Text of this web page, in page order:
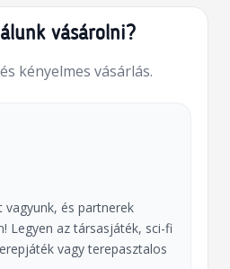
vásárolni?
kényelmes vásárlás.
és partnerek
Legyen az társasjáték, sci-fi
vagy terepasztalos